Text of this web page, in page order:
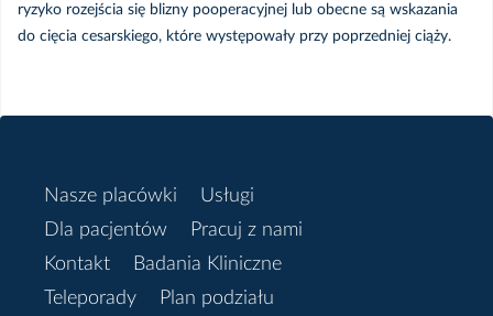
ryzyko rozejścia się blizny pooperacyjnej lub obecne są wskazania
do cięcia cesarskiego, które występowały przy poprzedniej ciąży.
Nasze placówki
Usługi
Dla pacjentów
Pracuj z nami
Kontakt
Badania Kliniczne
Teleporady
Plan podziału